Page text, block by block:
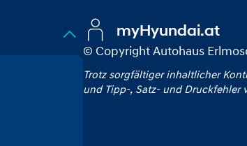
myHyundai.at
© Copyright Autohaus
Trotz sorgfältiger inhaltlicher
und Tipp‑, Satz‑ und Druckfehler